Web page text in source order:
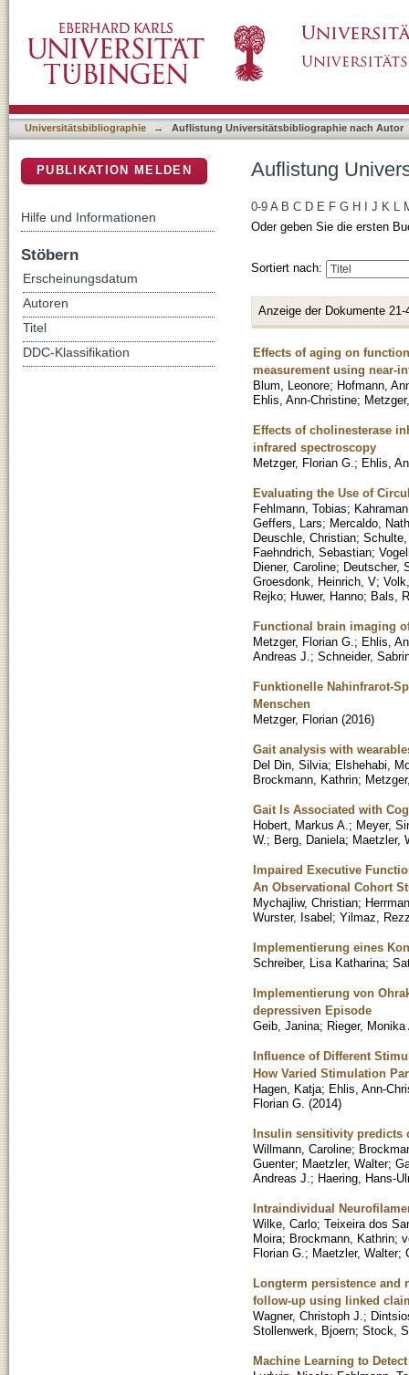
Universitätsbibliographie → Auflistung Universitätsbibliographie nach Autor
Auflistung
0-9 A B C D E F G H J K L
Oder geben Sie die ersten
Sortiert nach:
Anzeige der Dokumente 21-
Effects of aging on
measurement using near-
Blum, Leonore; Hofmann,
Ehlis, Ann-Christine;
Effects of cholinesterase
infrared spectroscopy
Metzger, Florian G. ; Ehlis,
Evaluating the Use of
Fehlmann, Tobias;
Geffers, Lars; Mercaldo,
Deuschle, Christian;
Faehndrich, Sebastian;
Diener, Caroline; Deutscher,
Groesdonk, Heinrich, V;
Rejko; Huwer, Hanno; Bals,
Functional brain imaging
Metzger, Florian G. ; Ehlis,
Andreas J. ; Schneider,
Funktionelle Nahinfrarot-
Menschen
Metzger, Florian (2016)
Gait analysis with
Del Din, Silvia; Elshehabi,
Brockmann, Kathrin;
Gait Is Associated with
Hobert, Markus A. ; Meyer,
W. ; Berg, Daniela; Maetzler,
Impaired Executive
An Observational Cohort
Mychajliw, Christian;
Wurster, Isabel; Yilmaz,
Implementierung eines
Schreiber, Lisa Katharina;
Implementierung von
depressiven Episode
Geib, Janina; Rieger, Monika
Influence of Different
How Varied Stimulation
Hagen, Katja; Ehlis, Ann-
Florian G. (2014)
Insulin sensitivity predicts
Willmann, Caroline;
Guenter; Maetzler, Walter;
Andreas J. ; Haering, Hans-
Intraindividual
Wilke, Carlo; Teixeira dos
Moira; Brockmann, Kathrin;
Florian G. ; Maetzler, Walter;
Longterm persistence and
follow-up using linked
Wagner, Christoph J. ;
Stollenwerk, Bjoern; Stock,
Machine Learning to
PUBLIKATION MELDEN
Hilfe und Informationen
Stöbern
Erscheinungsdatum
Autoren
Titel
DDC-Klassifikation